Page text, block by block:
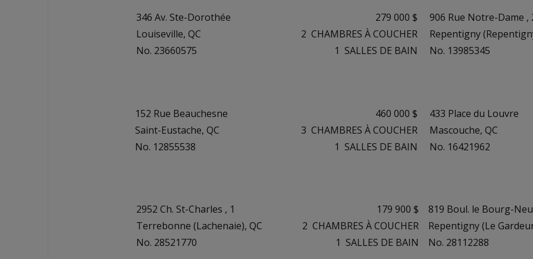
346 Av. Ste-Dorothée
Louiseville, QC
No. 23660575
279 000 $
2 CHAMBRES À COUCHER
1 SALLES DE BAIN
906 Rue Notre-Dame ,
Repentigny
No. 13985345
152 Rue Beauchesne
Saint-Eustache, QC
No. 12855538
460 000 $
3 CHAMBRES À COUCHER
1 SALLES DE BAIN
433 Place du Louvre
Mascouche, QC
No. 16421962
2952 Ch. St-Charles , 1
Terrebonne (Lachenaie), QC
No. 28521770
179 900 $
2 CHAMBRES À COUCHER
1 SALLES DE BAIN
819 Boul. le Bourg-
Repentigny (Le
No. 28112288